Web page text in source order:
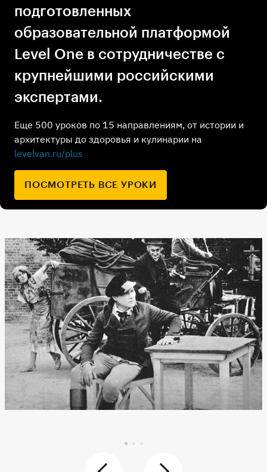
подготовленных
образовательной платформой
Level One в сотрудничестве с
крупнейшими российскими
экспертами.
Еще 500 уроков по 15 направлениям, от истории и
архитектуры до здоровья и кулинарии на
levelvan.ru/plus
ПОСМОТРЕТЬ ВСЕ УРОКИ